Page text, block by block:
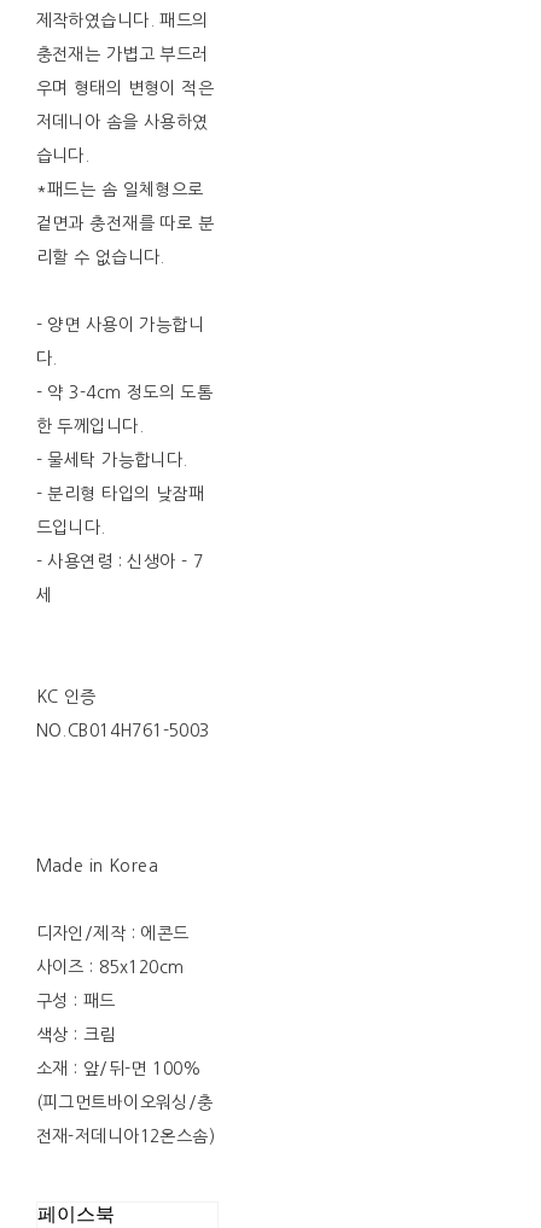
제작하였습니다. 패드의
충전재는 가볍고 부드러
우며 형태의 변형이 적은
저데니아 솜을 사용하였
습니다.
*패드는 솜 일체형으로
겉면과 충전재를 따로 분
리할 수 없습니다.
- 양면 사용이 가능합니
다.
- 약 3-4cm 정도의 도톰
한 두께입니다.
- 물세탁 가능합니다.
- 분리형 타입의 낮잠패
드입니다.
- 사용연령 : 신생아 - 7
세
KC 인증
NO.CB014H761-5003
Made in Korea
디자인/제작 : 에콘드
사이즈 : 85x120cm
구성 : 패드
색상 : 크림
소재 : 앞/뒤-면 100%
(피그먼트바이오워싱/충
전재-저데니아12온스솜)
페이스북